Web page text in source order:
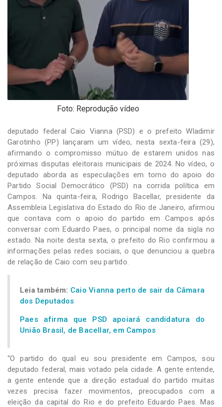
Foto: Reprodução vídeo
deputado federal Caio Vianna (PSD) e o prefeito Wladimir
Garotinho (PP) lançaram um vídeo, nesta sexta-feira (29),
afirmando o compromisso mútuo de estarem unidos nas
próximas disputas eleitorais municipais de 2024. No vídeo, o
deputado aborda as especulações em torno do apoio do
Partido Social Democrático (PSD) na corrida política em
Campos. Na quinta-feira, Rodrigo Bacellar, presidente da
Assembleia Legislativa do Estado do Rio de Janeiro, afirmou
que contava com o apoio do partido em Campos após
conversar com Eduardo Paes, o principal nome da sigla no
estado. Na noite desta sexta, o prefeito do Rio confirmou a
informações pelas redes sociais, o que denunciou a quebra
de relação de Caio com seu partido.
Leia também: Caio Vianna perto de sair da Câmara
dos Deputados
Paes afirma que PSD apoiará candidatura do
União Brasil, de Bacellar, em Campos
“O partido do qual eu sou presidente em Campos, sou
deputado federal, mais votado pela cidade. A gente entende,
a gente entende que a direção estadual do partido muitas
vezes precisa fazer movimentos, preocupados com a
eleição da capital do Rio e do prefeito Eduardo Paes. Mas